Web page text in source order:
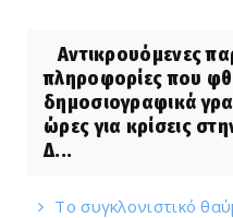
Αντικρουόμενες
πληροφορίες που
δημοσιογραφικά
ώρες για κρίσεις
Δ...
Το συγκλονιστικό